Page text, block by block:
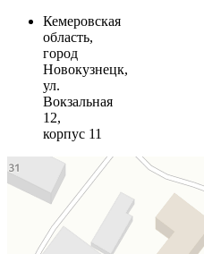
Кемеровская
область,
город
Новокузнецк,
ул.
Вокзальная
12,
корпус 11